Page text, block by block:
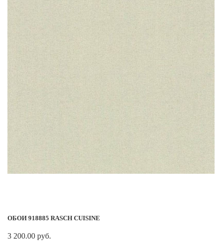
ОБОИ 918885 RASCH CUISINE
3 200.00 руб.